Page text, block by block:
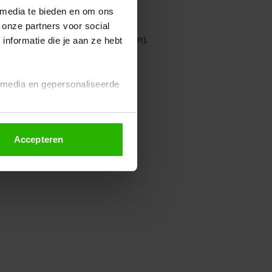
te bieden en om ons
partners voor social
die je aan ze hebt
en gepersonaliseerde
altijd wijzigen of
Accepteren
console for more information).